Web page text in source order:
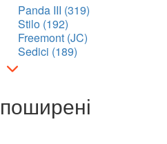
Panda III (319)
Stilo (192)
Freemont (JC)
Sedici (189)